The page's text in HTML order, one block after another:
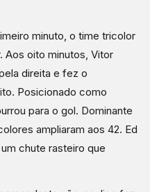
minuto, o time tricolor
Aos oito minutos, Vitor
direita e fez o
Posicionado como
para o gol. Dominante
ampliaram aos 42. Ed
chute rasteiro que